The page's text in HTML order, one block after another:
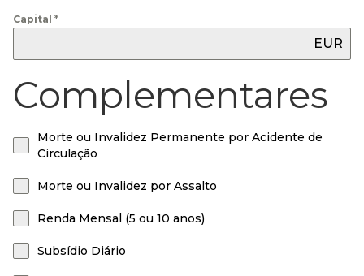
Capital *
EUR
Complementares
Morte ou Invalidez Permanente por Acidente de
Circulação
Morte ou Invalidez por Assalto
Renda Mensal (5 ou 10 anos)
Subsídio Diário